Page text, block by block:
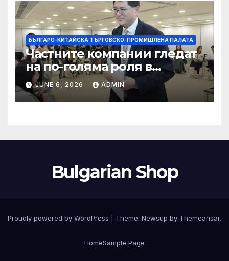
БЪЛГАРО-КИТАЙСКА ТЪРГОВСКО-ПРОМИШЛЕНА ПАЛАТА
Частните компании гледат
на по-голяма роля в
стратегическата
енергетика
JUNE 6, 2026 ADMIN
Bulgarian Shop
Proudly powered by WordPress Theme: Newsup by Themeansar.
HomeSample Page